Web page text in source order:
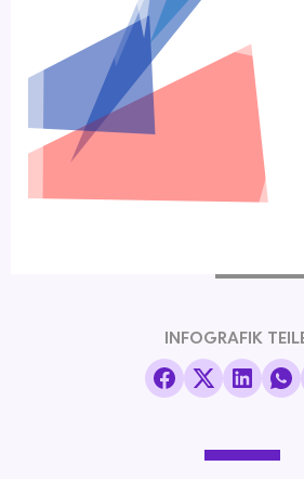
INFOGRAFIK